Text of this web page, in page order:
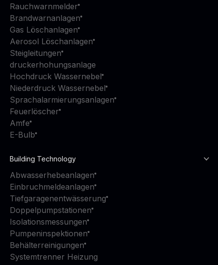
Rauchwarnmelder
Brandwarnanlagen
Gas Löschanlagen
Aerosol Löschanlagen
Steigleitungen
druckerhohungsanlage
Hochdruck Wassernebel
Niederdruck Wassernebel
Sprachalarmierungsanlagen
Feuerlöscher
Amfe
E-Bulb
Building Technology
Abwasserhebeanlagen
Einbruchmeldeanlagen
Tiefgaragenentwässerung
Doppelpumpstationen
Isolationsmessungen
Pumpeninspektionen
Behälterreinigungen
Systemtrenner Heizung